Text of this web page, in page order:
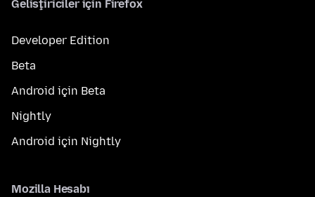
Geliştiriciler için Firefox
Developer Edition
Beta
Android için Beta
Nightly
Android için Nightly
Mozilla Hesabı